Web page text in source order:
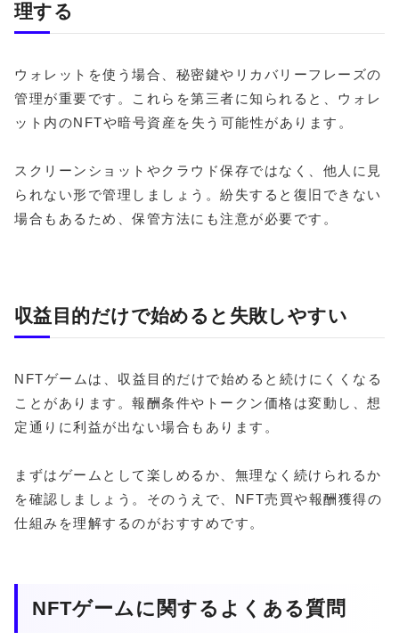
理する
ウォレットを使う場合、秘密鍵やリカバリーフレーズの
管理が重要です。これらを第三者に知られると、ウォレ
ット内のNFTや暗号資産を失う可能性があります。
スクリーンショットやクラウド保存ではなく、他人に見
られない形で管理しましょう。紛失すると復旧できない
場合もあるため、保管方法にも注意が必要です。
収益目的だけで始めると失敗しやすい
NFTゲームは、収益目的だけで始めると続けにくくなる
ことがあります。報酬条件やトークン価格は変動し、想
定通りに利益が出ない場合もあります。
まずはゲームとして楽しめるか、無理なく続けられるか
を確認しましょう。そのうえで、NFT売買や報酬獲得の
仕組みを理解するのがおすすめです。
NFTゲームに関するよくある質問